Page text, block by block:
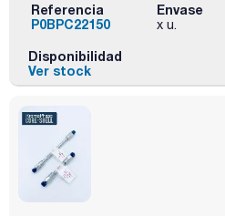
Referencia
P0BPC22150
Envase
x u.
Disponibilidad
Ver stock